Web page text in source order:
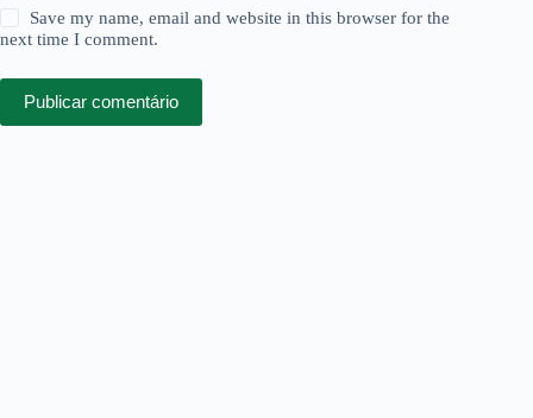
Save my name, email and website in this browser for the
next time I comment.
Publicar comentário